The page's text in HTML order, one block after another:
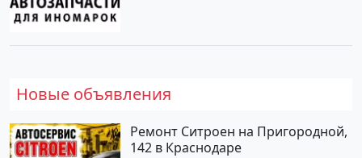
Новые объявления
Ремонт Ситроен на Пригородной,
142 в Краснодаре